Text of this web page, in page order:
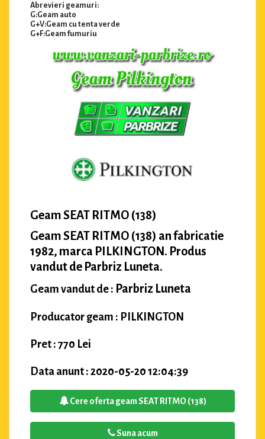
Abrevieri geamuri:
G:Geam auto
G+V:Geam cu tenta verde
G+F:Geam fumuriu
Geam SEAT RITMO (138)
Geam SEAT RITMO (138) an fabricatie
1982, marca PILKINGTON. Produs
vandut de Parbriz Luneta.
Geam vandut de : Parbriz Luneta
Producator geam : PILKINGTON
Pret : 770 Lei
Data anunt : 2020-05-20 12:04:39
Cere oferta geam SEAT RITMO (138)
Suna acum